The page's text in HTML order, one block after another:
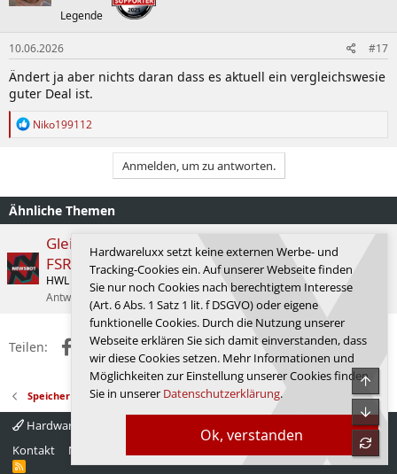
Legende
10.06.2026 #17
Ändert ja aber nichts daran dass es aktuell ein vergleichswesie
guter Deal ist.
R
i
o
n
n
:
Niko199112
Anmelden, um zu antworten.
Ähnliche Themen
Gleiche Bildqualität ist das Ziel: AMD erläutert
FSR 4.1 auf RNDA 3
HWL News Bot
Grafikkarten
Antworten
16.06.2026 HWL News Bot
Teilen: FacebookX (Twitter)
RedditWhatsApp
E-MailLink
Speicher
Hardwareluxx 4.0
Kontakt
Nutzungsbedingungen Startseite
R
Ok, verstanden
Hardwareluxx setzt keine externen Werbe- und
Tracking-Cookies ein. Auf unserer Webseite finden
Sie nur noch Cookies nach berechtigtem Interesse
(Art. 6 Abs. 1 Satz 1 lit. f DSGVO) oder eigene
funktionelle Cookies. Durch die Nutzung unserer
Webseite erklären Sie sich damit einverstanden, dass
wir diese Cookies setzen. Mehr Informationen und
Möglichkeiten zur Einstellung unserer Cookies finden
Sie in unserer Datenschutzerklärung.